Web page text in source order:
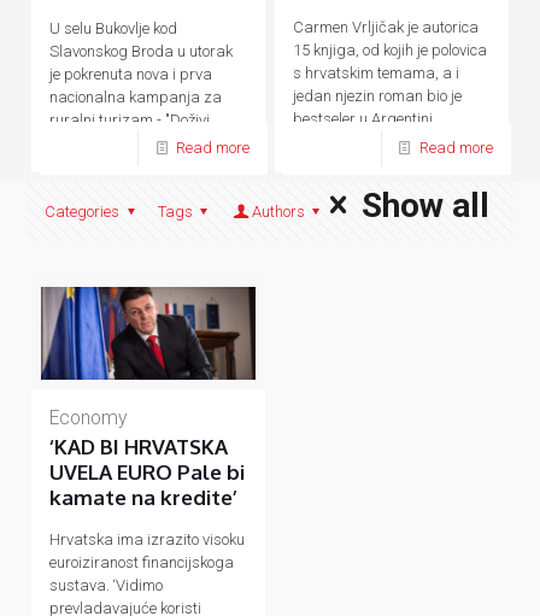
U selu Bukovlje kod
Slavonskog Broda u utorak
je pokrenuta nova i prva
nacionalna kampanja za
ruralni turizam - "Doživi
Read more
Carmen Vrljičak je autorica
15 knjiga, od kojih je polovica
s hrvatskim temama, a i
jedan njezin roman bio je
bestseler u Argentini.
Read more
Categories Tags Authors Show all
Economy
‘KAD BI HRVATSKA
UVELA EURO Pale bi
kamate na kredite’
Hrvatska ima izrazito visoku
euroiziranost financijskoga
sustava. ‘Vidimo
prevladavajuće koristi